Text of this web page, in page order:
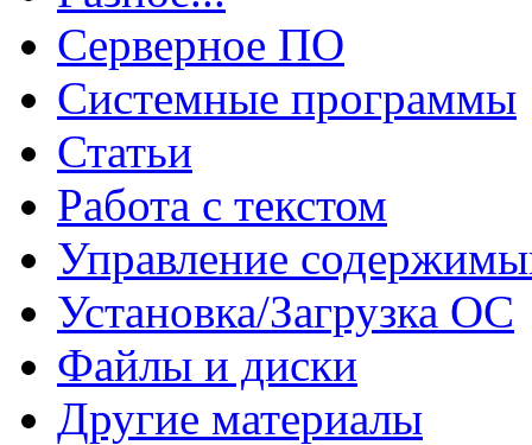
Серверное ПО
Системные программы
Статьи
Работа с текстом
Управление
Установка/Загрузка ОС
Файлы и диски
Другие материалы